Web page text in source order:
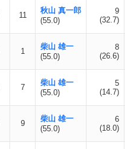
11
秋山 真一郎
(55.0)
9
(32.7)
1
柴山 雄一
(55.0)
8
(26.6)
7
柴山 雄一
(55.0)
5
(14.7)
9
柴山 雄一
(55.0)
6
(18.0)